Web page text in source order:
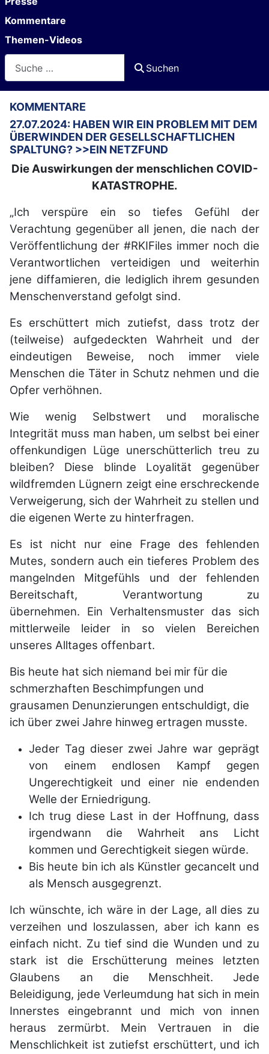
Kommentare
Themen-Videos
Suchen
KOMMENTARE
27.07.2024: HABEN WIR EIN PROBLEM MIT DEM
ÜBERWINDEN DER GESELLSCHAFTLICHEN
SPALTUNG? >>EIN NETZFUND
Die Auswirkungen der menschlichen COVID-
KATASTROPHE.
„Ich verspüre ein so tiefes Gefühl der
Verachtung gegenüber all jenen, die nach der
Veröffentlichung der #RKIFiles immer noch die
Verantwortlichen verteidigen und weiterhin
jene diffamieren, die lediglich ihrem gesunden
Menschenverstand gefolgt sind.
Es erschüttert mich zutiefst, dass trotz der
(teilweise) aufgedeckten Wahrheit und der
eindeutigen Beweise, noch immer viele
Menschen die Täter in Schutz nehmen und die
Opfer verhöhnen.
Wie wenig Selbstwert und moralische
Integrität muss man haben, um selbst bei einer
offenkundigen Lüge unerschütterlich treu zu
bleiben? Diese blinde Loyalität gegenüber
wildfremden Lügnern zeigt eine erschreckende
Verweigerung, sich der Wahrheit zu stellen und
die eigenen Werte zu hinterfragen.
Es ist nicht nur eine Frage des fehlenden
Mutes, sondern auch ein tieferes Problem des
mangelnden Mitgefühls und der fehlenden
Bereitschaft, Verantwortung zu
übernehmen. Ein Verhaltensmuster das sich
mittlerweile leider in so vielen Bereichen
unseres Alltages offenbart.
Bis heute hat sich niemand bei mir für die
schmerzhaften Beschimpfungen und
grausamen Denunzierungen entschuldigt, die
ich über zwei Jahre hinweg ertragen musste.
Jeder Tag dieser zwei Jahre war geprägt
von einem endlosen Kampf gegen
Ungerechtigkeit und einer nie endenden
Welle der Erniedrigung.
Ich trug diese Last in der Hoffnung, dass
irgendwann die Wahrheit ans Licht
kommen und Gerechtigkeit siegen würde.
Bis heute bin ich als Künstler gecancelt und
als Mensch ausgegrenzt.
Ich wünschte, ich wäre in der Lage, all dies zu
verzeihen und loszulassen, aber ich kann es
einfach nicht. Zu tief sind die Wunden und zu
stark ist die Erschütterung meines letzten
Glaubens an die Menschheit. Jede
Beleidigung, jede Verleumdung hat sich in mein
Innerstes eingebrannt und mich von innen
heraus zermürbt. Mein Vertrauen in die
Menschlichkeit ist zutiefst erschüttert, und ich